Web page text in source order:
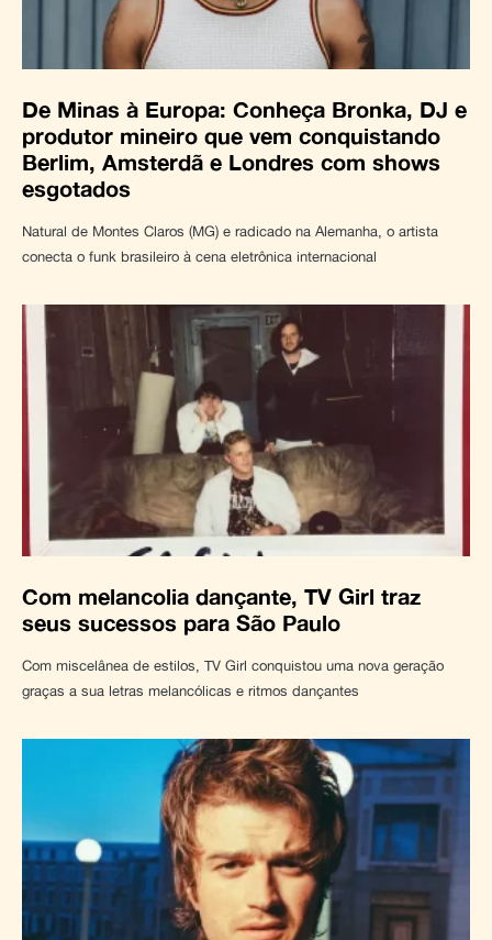
De Minas à Europa: Conheça Bronka, DJ e
produtor mineiro que vem conquistando
Berlim, Amsterdã e Londres com shows
esgotados
Natural de Montes Claros (MG) e radicado na Alemanha, o artista
conecta o funk brasileiro à cena eletrônica internacional
Com melancolia dançante, TV Girl traz
seus sucessos para São Paulo
Com miscelânea de estilos, TV Girl conquistou uma nova geração
graças a sua letras melancólicas e ritmos dançantes